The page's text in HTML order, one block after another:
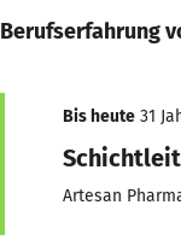
Berufserfahrung
Bis heute 31
Artesan